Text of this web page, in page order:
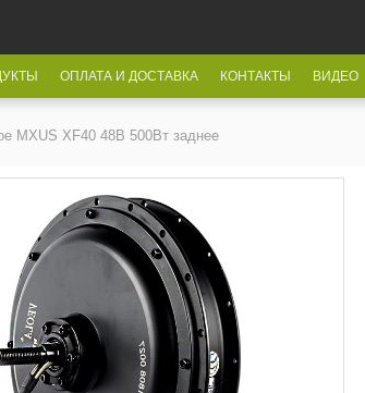
ОПЛАТА И ДОСТАВКА КОНТАКТЫ ВИДЕО
MXUS XF40 48В 500Вт заднее